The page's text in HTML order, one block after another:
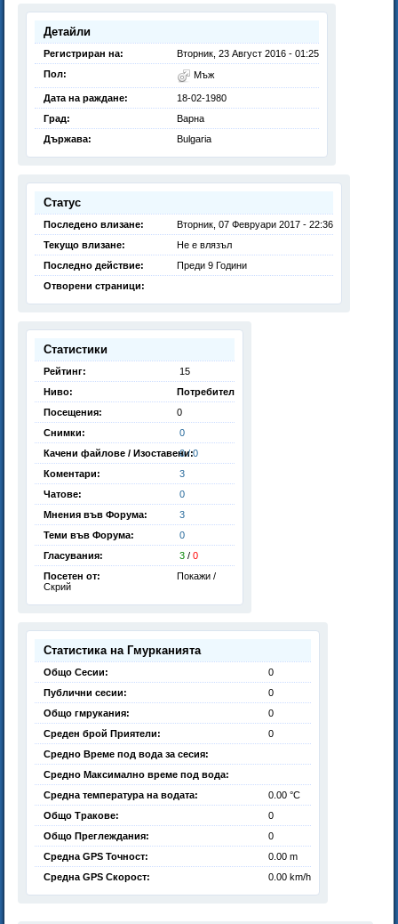
Детайли
Регистриран на:
Вторник, 23 Август 2016 - 01:25
Пол:
Мъж
Дата на раждане:
18-02-1980
Град:
Варна
Държава:
Bulgaria
Статус
Последено влизане:
Вторник, 07 Февруари 2017 - 22:36
Текущо влизане:
Не е влязъл
Последно действие:
Преди 9 Години
Отворени страници:
Статистики
Рейтинг:
15
Ниво:
Потребител
Посещения:
0
Снимки:
0
Качени файлове / Изоставени:
0 / 0
Коментари:
3
Чатове:
0
Мнения във Форума:
3
Теми във Форума:
0
Гласувания:
3 / 0
Посетен от:
Покажи /
Скрий
Статистика на Гмурканията
Общо Сесии:
0
Публични сесии:
0
Общо гмрукания:
0
Среден брой Приятели:
0
Средно Време под вода за сесия:
Средно Максимално време под вода:
Средна температура на водата:
0.00 °C
Общо Тракове:
0
Общо Преглеждания:
0
Средна GPS Точност:
0.00 m
Средна GPS Скорост:
0.00 km/h